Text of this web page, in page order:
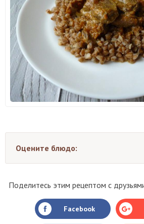
Оцените блюдо:
Поделитесь этим рецептом с
Facebook